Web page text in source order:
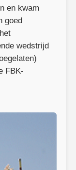
en kwam
goed
wedstrijd
FBK-